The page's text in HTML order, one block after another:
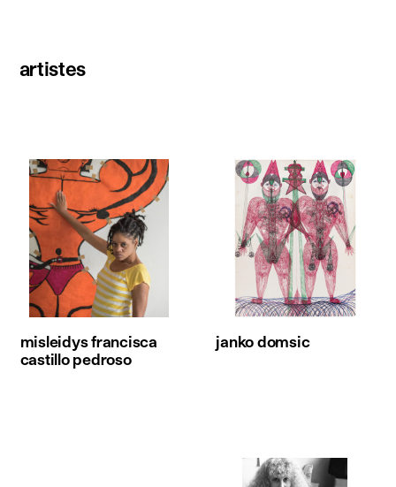
artistes
misleidys francisca
castillo pedroso
janko domsic